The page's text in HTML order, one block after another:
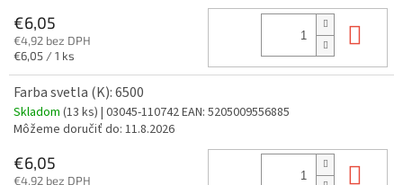
€6,05
€4,92 bez DPH
Jednotková
€6,05 / 1 ks
Farba svetla (K): 6500
Skladom (13 ks) | 03045-110742EAN: 5205009556885
Môžeme doručiť do: 11.8.2026
€6,05
€4,92 bez DPH